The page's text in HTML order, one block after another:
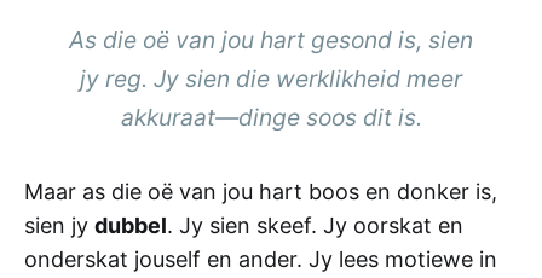
As die oë van jou hart gesond is, sien
jy reg. Jy sien die werklikheid meer
akkuraat—dinge soos dit is.
Maar as die oë van jou hart boos en donker is,
sien jy dubbel. Jy sien skeef. Jy oorskat en
onderskat jouself en ander. Jy lees motiewe in